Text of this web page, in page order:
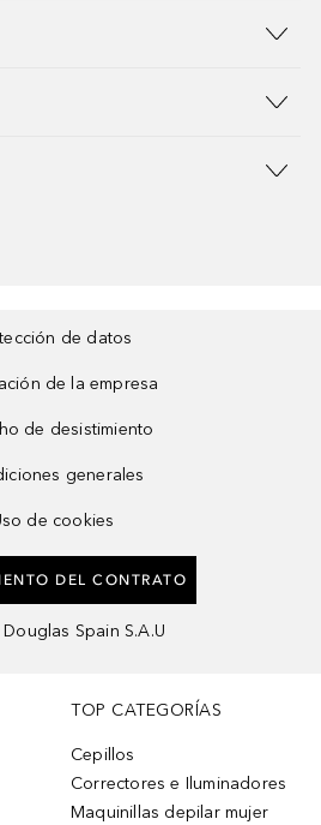
de datos
de la empresa
de desistimiento
generales
de cookies
DEL CONTRATO
Douglas Spain S.A.U
TOP CATEGORÍAS
Cepillos
Correctores e Iluminadores
Maquinillas depilar mujer